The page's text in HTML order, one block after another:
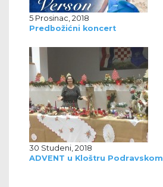
5 Prosinac, 2018
Predbožićni koncert
30 Studeni, 2018
ADVENT u Kloštru Podravskom